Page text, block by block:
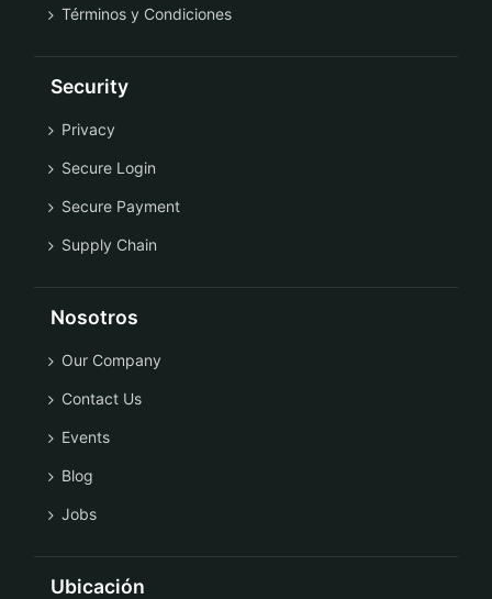
Términos y Condiciones
Security
Privacy
Secure Login
Secure Payment
Supply Chain
Nosotros
Our Company
Contact Us
Events
Blog
Jobs
Ubicación